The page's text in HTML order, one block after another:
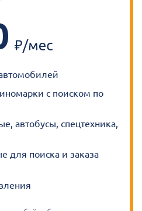
с поиском по
автобусы, спецтехника,
для поиска и заказа